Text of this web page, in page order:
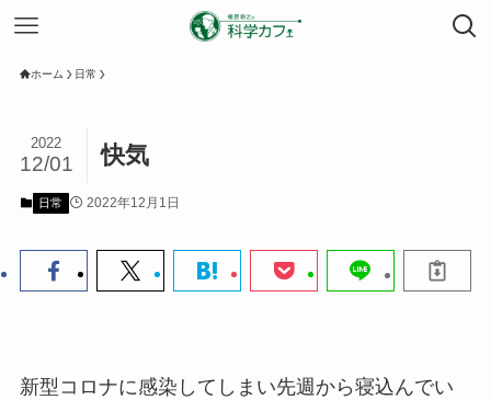
ホーム 日常
快気
2022
12/01
日常 2022年12月1日
新型コロナに感染してしまい先週から寝込んでい